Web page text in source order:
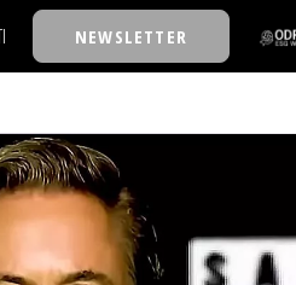
NEWSLETTER